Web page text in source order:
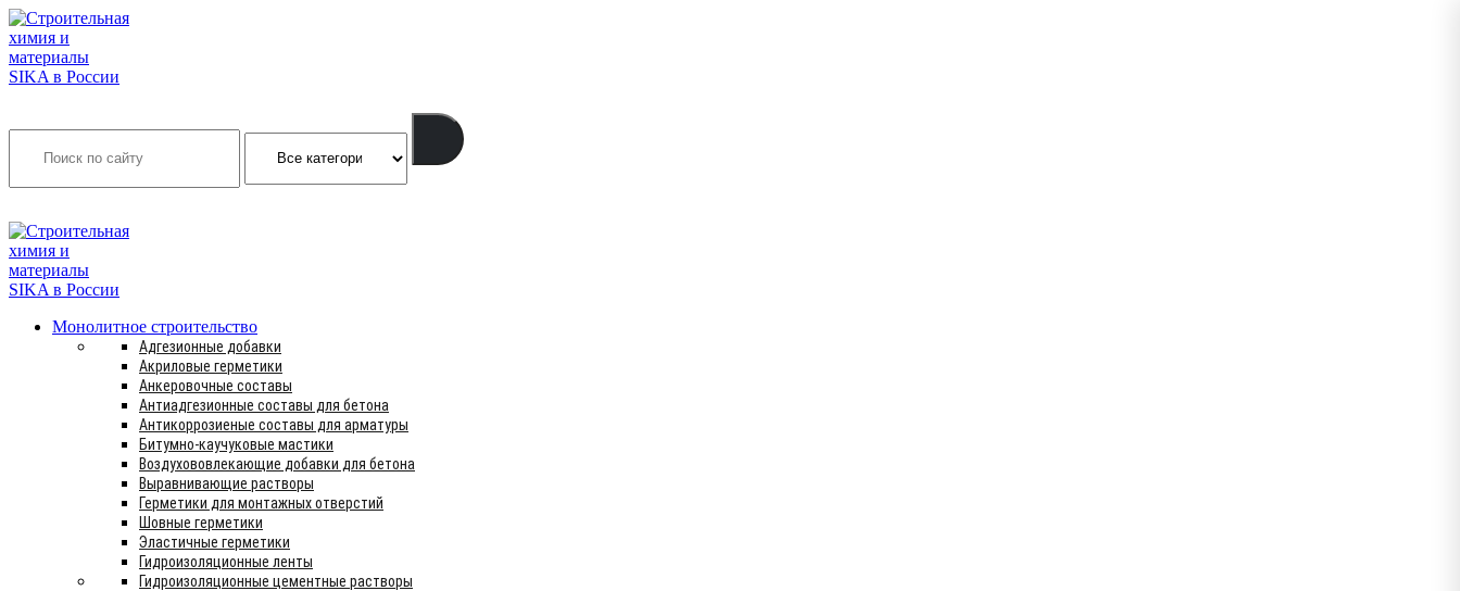
Монолитное строительство
Адгезионные добавки
Акриловые герметики
Анкеровочные составы
Антиадгезионные составы для бетона
Антикоррозиеные составы для арматуры
Битумно-каучуковые мастики
Воздухововлекающие добавки для бетона
Выравнивающие растворы
Герметики для монтажных отверстий
Шовные герметики
Эластичные герметики
Гидроизоляционные ленты
Гидроизоляционные цементные растворы